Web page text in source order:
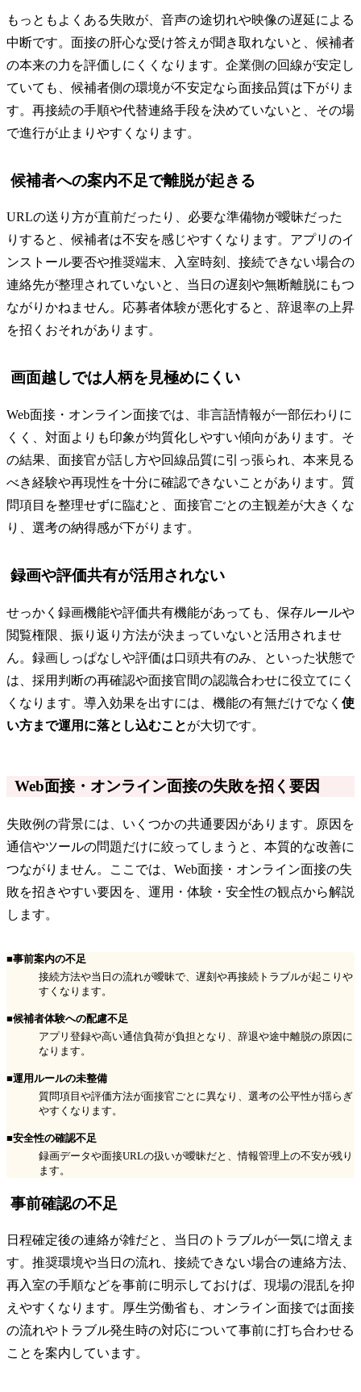
もっともよくある失敗が、音声の途切れや映像の遅延による
中断です。面接の肝心な受け答えが聞き取れないと、候補者
の本来の力を評価しにくくなります。企業側の回線が安定し
ていても、候補者側の環境が不安定なら面接品質は下がりま
す。再接続の手順や代替連絡手段を決めていないと、その場
で進行が止まりやすくなります。
候補者への案内不足で離脱が起きる
URLの送り方が直前だったり、必要な準備物が曖昧だった
りすると、候補者は不安を感じやすくなります。アプリのイ
ンストール要否や推奨端末、入室時刻、接続できない場合の
連絡先が整理されていないと、当日の遅刻や無断離脱にもつ
ながりかねません。応募者体験が悪化すると、辞退率の上昇
を招くおそれがあります。
画面越しでは人柄を見極めにくい
Web面接・オンライン面接では、非言語情報が一部伝わりに
くく、対面よりも印象が均質化しやすい傾向があります。そ
の結果、面接官が話し方や回線品質に引っ張られ、本来見る
べき経験や再現性を十分に確認できないことがあります。質
問項目を整理せずに臨むと、面接官ごとの主観差が大きくな
り、選考の納得感が下がります。
録画や評価共有が活用されない
せっかく録画機能や評価共有機能があっても、保存ルールや
閲覧権限、振り返り方法が決まっていないと活用されませ
ん。録画しっぱなしや評価は口頭共有のみ、といった状態で
は、採用判断の再確認や面接官間の認識合わせに役立てにく
くなります。導入効果を出すには、機能の有無だけでなく 使
い方まで運用に落とし込むことが大切です。
Web面接・オンライン面接の失敗を招く要因
失敗例の背景には、いくつかの共通要因があります。原因を
通信やツールの問題だけに絞ってしまうと、本質的な改善に
つながりません。ここでは、Web面接・オンライン面接の失
敗を招きやすい要因を、運用・体験・安全性の観点から解説
します。
■事前案内の不足
接続方法や当日の流れが曖昧で、遅刻や再接続トラブルが起こりや
すくなります。
■候補者体験への配慮不足
アプリ登録や高い通信負荷が負担となり、辞退や途中離脱の原因に
なります。
■運用ルールの未整備
質問項目や評価方法が面接官ごとに異なり、選考の公平性が揺らぎ
やすくなります。
■安全性の確認不足
録画データや面接URLの扱いが曖昧だと、情報管理上の不安が残り
ます。
事前確認の不足
日程確定後の連絡が雑だと、当日のトラブルが一気に増えま
す。推奨環境や当日の流れ、接続できない場合の連絡方法、
再入室の手順などを事前に明示しておけば、現場の混乱を抑
えやすくなります。厚生労働省も、オンライン面接では面接
の流れやトラブル発生時の対応について事前に打ち合わせる
ことを案内しています。